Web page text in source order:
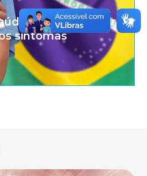
por que cuidar
sintomas